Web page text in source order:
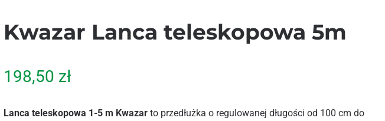
Kwazar Lanca teleskopowa 5m
198,50 zł
Lanca teleskopowa 1-5 m Kwazar to przedłużka o regulowanej długości od 100 cm do